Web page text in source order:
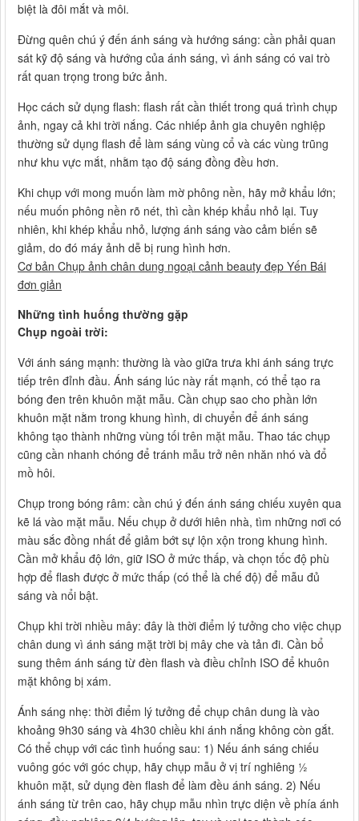
biệt là đôi mắt và môi.
Đừng quên chú ý đến ánh sáng và hướng sáng: cần phải quan
sát kỹ độ sáng và hướng của ánh sáng, vì ánh sáng có vai trò
rất quan trọng trong bức ảnh.
Học cách sử dụng flash: flash rất cần thiết trong quá trình chụp
ảnh, ngay cả khi trời nắng. Các nhiếp ảnh gia chuyên nghiệp
thường sử dụng flash để làm sáng vùng cổ và các vùng trũng
như khu vực mắt, nhằm tạo độ sáng đồng đều hơn.
Khi chụp với mong muốn làm mờ phông nền, hãy mở khẩu lớn;
nếu muốn phông nền rõ nét, thì cần khép khẩu nhỏ lại. Tuy
nhiên, khi khép khẩu nhỏ, lượng ánh sáng vào cảm biến sẽ
giảm, do đó máy ảnh dễ bị rung hình hơn.
Cơ bản Chụp ảnh chân dung ngoại cảnh beauty đẹp Yến Bái
đơn giản
Những tình huống thường gặp
Chụp ngoài trời:
Với ánh sáng mạnh: thường là vào giữa trưa khi ánh sáng trực
tiếp trên đỉnh đầu. Ánh sáng lúc này rất mạnh, có thể tạo ra
bóng đen trên khuôn mặt mẫu. Cần chụp sao cho phần lớn
khuôn mặt nằm trong khung hình, di chuyển để ánh sáng
không tạo thành những vùng tối trên mặt mẫu. Thao tác chụp
cũng cần nhanh chóng để tránh mẫu trở nên nhăn nhó và đổ
mồ hôi.
Chụp trong bóng râm: cần chú ý đến ánh sáng chiếu xuyên qua
kẽ lá vào mặt mẫu. Nếu chụp ở dưới hiên nhà, tìm những nơi có
màu sắc đồng nhất để giảm bớt sự lộn xộn trong khung hình.
Cần mở khẩu độ lớn, giữ ISO ở mức thấp, và chọn tốc độ phù
hợp để flash được ở mức thấp (có thể là chế độ) để mẫu đủ
sáng và nổi bật.
Chụp khi trời nhiều mây: đây là thời điểm lý tưởng cho việc chụp
chân dung vì ánh sáng mặt trời bị mây che và tản đi. Cần bổ
sung thêm ánh sáng từ đèn flash và điều chỉnh ISO để khuôn
mặt không bị xám.
Ánh sáng nhẹ: thời điểm lý tưởng để chụp chân dung là vào
khoảng 9h30 sáng và 4h30 chiều khi ánh nắng không còn gắt.
Có thể chụp với các tình huống sau: 1) Nếu ánh sáng chiếu
vuông góc với góc chụp, hãy chụp mẫu ở vị trí nghiêng ½
khuôn mặt, sử dụng đèn flash để làm đều ánh sáng. 2) Nếu
ánh sáng từ trên cao, hãy chụp mẫu nhìn trực diện về phía ánh